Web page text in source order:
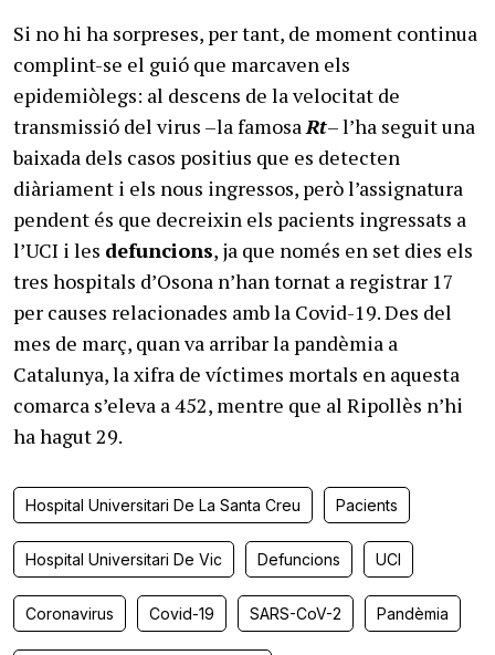
Si no hi ha sorpreses, per tant, de moment continua
complint-se el guió que marcaven els
epidemiòlegs: al descens de la velocitat de
transmissió del virus –la famosaRt– l’ha seguit una
baixada dels casos positius que es detecten
diàriament i els nous ingressos, però l’assignatura
pendent és que decreixin els pacients ingressats a
l’UCI i les defuncions, ja que només en set dies els
tres hospitals d’Osona n’han tornat a registrar 17
per causes relacionades amb la Covid-19. Des del
mes de març, quan va arribar la pandèmia a
Catalunya, la xifra de víctimes mortals en aquesta
comarca s’eleva a 452, mentre que al Ripollès n’hi
ha hagut 29.
Hospital Universitari De La Santa Creu Pacients
Hospital Universitari De Vic Defuncions UCI
Coronavirus Covid-19 SARS-CoV-2 Pandèmia